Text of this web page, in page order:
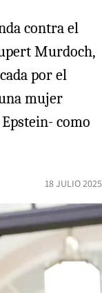
contra el
Murdoch,
por el
mujer
como
18 JULIO 2025